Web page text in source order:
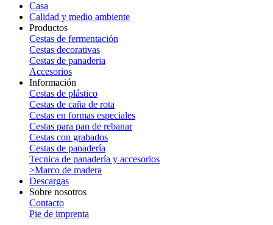
Casa
Calidad y medio ambiente
Productos
Cestas de fermentación
Cestas decorativas
Cestas de panaderia
Accesorios
Información
Cestas de plástico
Cestas de caña de rota
Cestas en formas especiales
Cestas para pan de rebanar
Cestas con grabados
Cestas de panadería
Tecnica de panadería y accesorios
>Marco de madera
Descargas
Sobre nosotros
Contacto
Pie de imprenta